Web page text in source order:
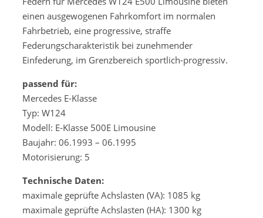
einen ausgewogenen Fahrkomfort im normalen
Fahrbetrieb, eine progressive, straffe
Federungscharakteristik bei zunehmender
Einfederung, im Grenzbereich sportlich-progressiv.
passend für:
Mercedes E-Klasse
Typ: W124
Modell: E-Klasse 500E Limousine
Baujahr: 06.1993 – 06.1995
Motorisierung: 5
Technische Daten:
maximale geprüfte Achslasten (VA): 1085 kg
maximale geprüfte Achslasten (HA): 1300 kg